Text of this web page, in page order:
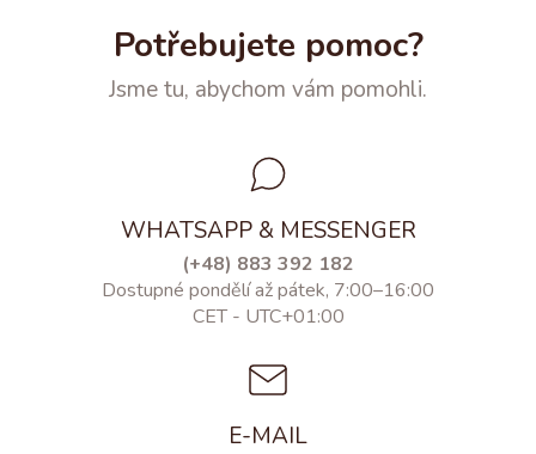
Potřebujete pomoc?
Jsme tu, abychom vám pomohli.
WHATSAPP & MESSENGER
(+48) 883 392 182
Dostupné pondělí až pátek, 7:00–16:00
CET - UTC+01:00
E-MAIL